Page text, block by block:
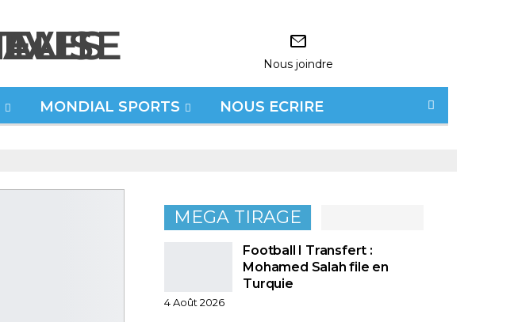
Nous joindre
MONDIAL SPORTS NOUS ECRIRE
MEGA TIRAGE
Football I Transfert :
Mohamed Salah file en
Turquie
4 Août 2026